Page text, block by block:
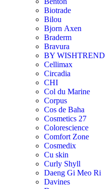
Biotrade
Bilou
Bjorn Аxen
Braderm
Bravura
BY WISHTREND
Cellimax
Circadia
CHI
Col du Marine
Corpus
Cos de Baha
Cosmetics 27
Colorescience
Comfort Zone
Cosmedix
Cu skin
Curly Shyll
Daeng Gi Meo Ri
Davines